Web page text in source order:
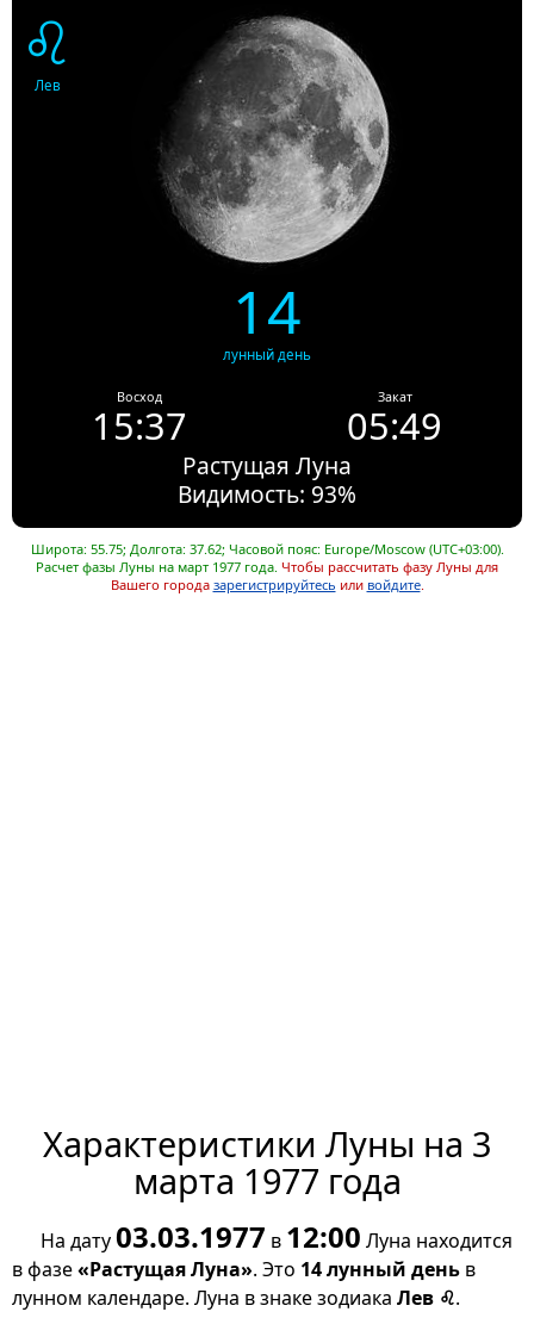
♌
Лев
14
лунный день
Восход
15:37
Закат
05:49
Растущая Луна
Видимость: 93%
Широта: 55.75; Долгота: 37.62; Часовой пояс: Europe/Moscow (UTC+03:00).
Расчет фазы Луны на март 1977 года. Чтобы рассчитать фазу Луны для
Вашего города зарегистрируйтесь или войдите.
Характеристики Луны на 3
марта 1977 года
На дату03.03.1977 в 12:00 Луна находится
в фазе«Растущая Луна». Это 14 лунный день в
лунном календаре. Луна в знаке зодиака Лев ♌.